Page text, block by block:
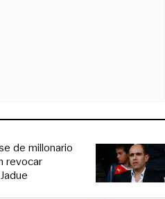
de millonario
revocar